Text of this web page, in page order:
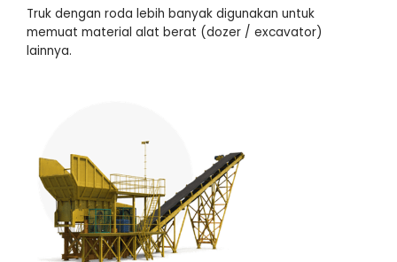
Truk dengan roda lebih banyak digunakan untuk
memuat material alat berat (dozer / excavator)
lainnya.